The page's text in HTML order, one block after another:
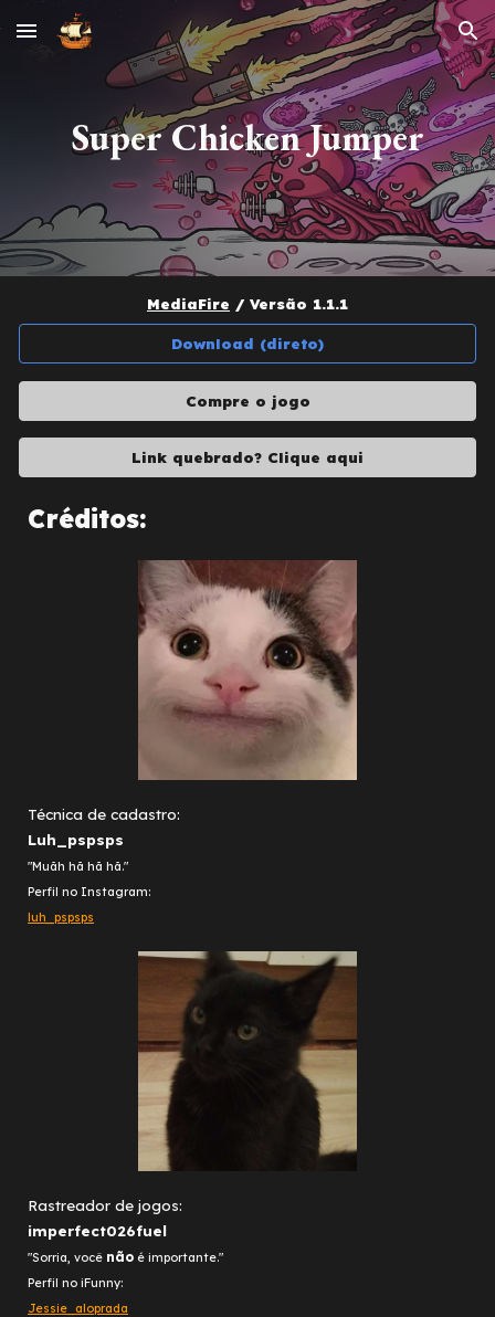
Skip to main content Skip to navigation
Super Chicken Jumper
MediaFire / Versão 1.1.1
Download (direto)
Compre o jogo
Link quebrado? Clique aqui
Créditos:
Técnica de cadastro:
Luh_pspsps
"Muãh hã hã hã."
Perfil no Instagram:
luh_pspsps
Rastreador de jogos:
imperfect026fuel
"Sorria, você não é importante."
Perfil no iFunny:
Jessie_aloprada